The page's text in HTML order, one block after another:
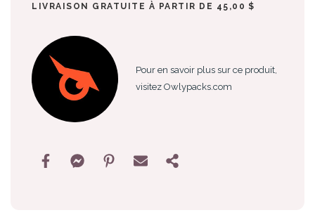
LIVRAISON GRATUITE À PARTIR DE 45,00 $
Pour en savoir plus sur ce produit,
visitez Owlypacks.com